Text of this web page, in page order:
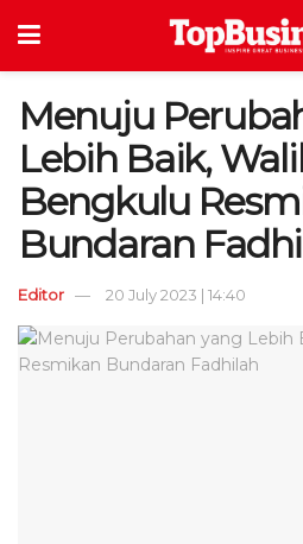
Menuju
Lebih Baik,
Bengkulu
Bundaran
Editor 20 July 2023 | 14:40